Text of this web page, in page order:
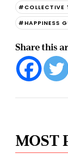
#COLLECTIVE
#HAPPINESS
Share this
MOST